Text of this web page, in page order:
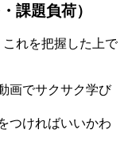
課題負荷）
れを把握した上で
画でサクサク学び
つければいいかわ